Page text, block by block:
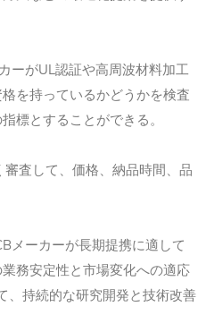
ーがUL認証や高周波材料加工
を持っているかどうかを検査
標とすることができる。
査して、価格、納品時間、品
メーカーが長期提携に適して
務安定性と市場変化への適応
、持続的な研究開発と技術改善